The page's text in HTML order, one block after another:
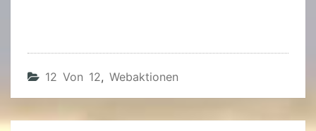
12 Von 12, Webaktionen